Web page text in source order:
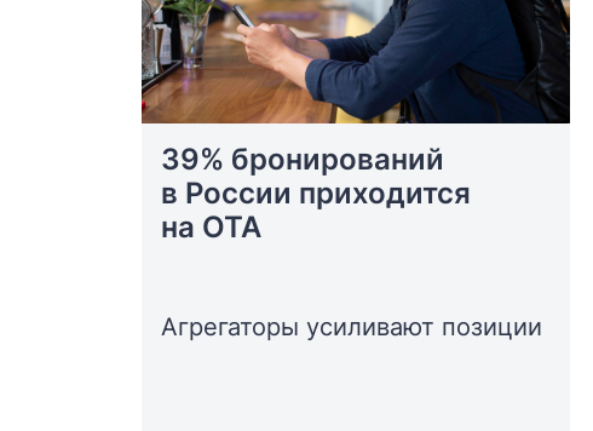
39% бронирований
в России приходится
на OTA
Агрегаторы усиливают позиции